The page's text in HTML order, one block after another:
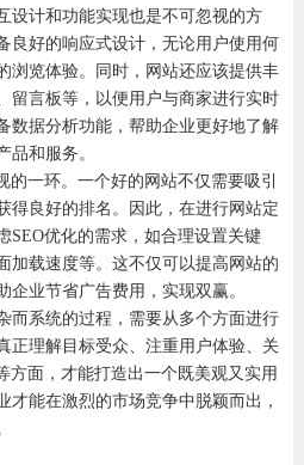
设计和功能实现也是不可忽视的方
良好的响应式设计，无论用户使用何
浏览体验。同时，网站还应该提供丰
留言板等，以便用户与商家进行实时
数据分析功能，帮助企业更好地了解
品和服务。
的一环。一个好的网站不仅需要吸引
得良好的排名。因此，在进行网站定
SEO优化的需求，如合理设置关键
加载速度等。这不仅可以提高网站的
业节省广告费用，实现双赢。
而系统的过程，需要从多个方面进行
正理解目标受众、注重用户体验、关
方面，才能打造出一个既美观又实用
才能在激烈的市场竞争中脱颖而出，